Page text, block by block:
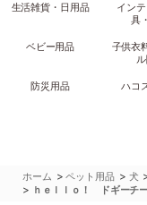
生活雑貨・日用品
イン
具
ベビー用品
子供衣
防災用品 ハコ
ホーム >ペット用品 > 犬
> ｈｅｌｌｏ！ ドギーチ